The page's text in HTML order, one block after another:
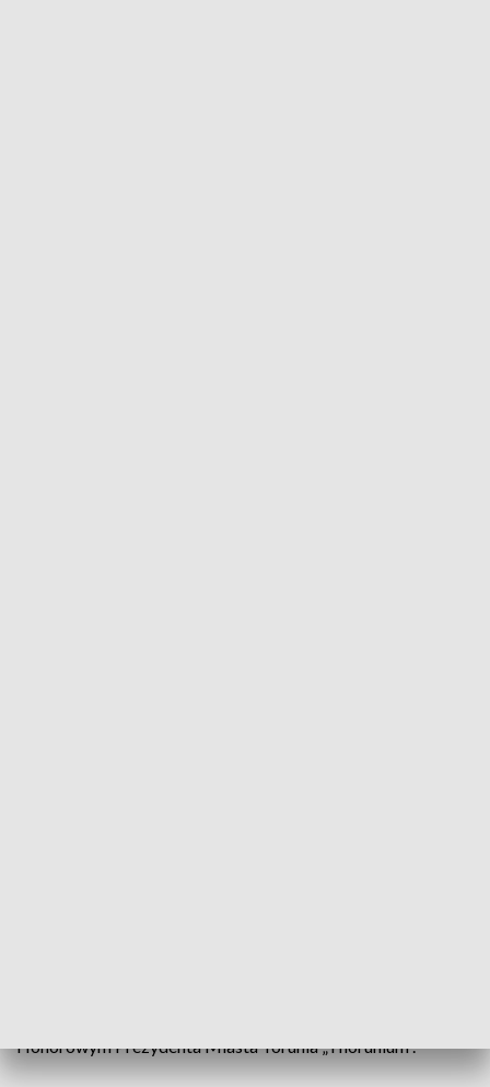
Honorowym Prezydenta Miasta Torunia „Thorunium”.